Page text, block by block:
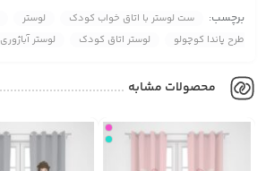
برچسب: ست لوستر با اتاق خواب کودک لوستر
طرح پاندا کوچولو
لوستر اتاق کودک لوستر آباژوری
محصولات مشابه